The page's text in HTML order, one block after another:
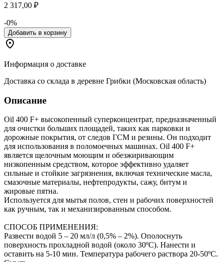
2 317,00 ₽
-0%
Добавить в корзину
Информация о доставке
Доставка со склада в деревне Грибки (Московская область)
Описание
Oil 400 F+ высокопенный суперконцентрат, предназначенный
для очистки больших площадей, таких как парковки и
дорожные покрытия, от следов ГСМ и резины. Он подходит
для использования в поломоечных машинах. Oil 400 F+
является щелочным моющим и обезжиривающим
низкопенным средством, которое эффективно удаляет
сильные и стойкие загрязнения, включая технические масла,
смазочные материалы, нефтепродукты, сажу, битум и
жировые пятна.
Используется для мытья полов, стен и рабочих поверхностей
как ручным, так и механизированным способом.
СПОСОБ ПРИМЕНЕНИЯ:
Развести водой 5 – 20 мл/л (0,5% – 2%). Ополоснуть
поверхность прохладной водой (около 30ºС). Нанести и
оставить на 5-10 мин. Температура рабочего раствора 20-50ºС.